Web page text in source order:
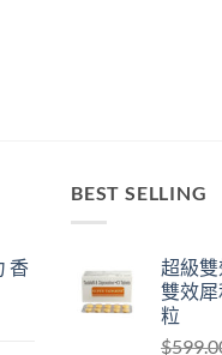
香
BEST SELLING
超級雙
雙效
粒
$